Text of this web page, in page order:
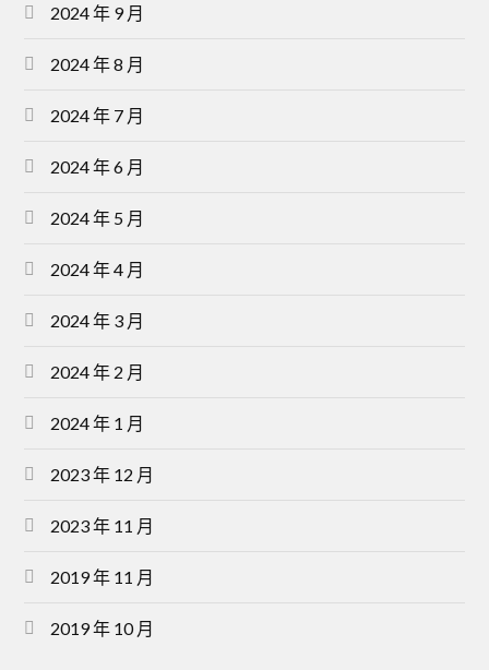
2024 年 9 月
2024 年 8 月
2024 年 7 月
2024 年 6 月
2024 年 5 月
2024 年 4 月
2024 年 3 月
2024 年 2 月
2024 年 1 月
2023 年 12 月
2023 年 11 月
2019 年 11 月
2019 年 10 月